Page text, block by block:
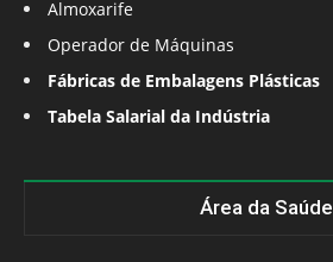
Almoxarife
Operador de Máquinas
Fábricas de Embalagens Plásticas
Tabela Salarial da Indústria
Área da Saúde